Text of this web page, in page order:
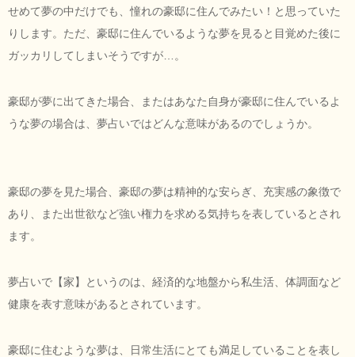
せめて夢の中だけでも、憧れの豪邸に住んでみたい！と思っていた
りします。ただ、豪邸に住んでいるような夢を見ると目覚めた後に
ガッカリしてしまいそうですが…。
豪邸が夢に出てきた場合、またはあなた自身が豪邸に住んでいるよ
うな夢の場合は、夢占いではどんな意味があるのでしょうか。
豪邸の夢を見た場合、豪邸の夢は精神的な安らぎ、充実感の象徴で
あり、また出世欲など強い権力を求める気持ちを表しているとされ
ます。
夢占いで【家】というのは、経済的な地盤から私生活、体調面など
健康を表す意味があるとされています。
豪邸に住むような夢は、日常生活にとても満足していることを表し